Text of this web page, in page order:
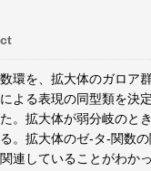
環を、拡大体のガロア
よる表現の同型類を決
。拡大体が弱分岐のと
。拡大体のゼ-タ-関数
連していることがわか